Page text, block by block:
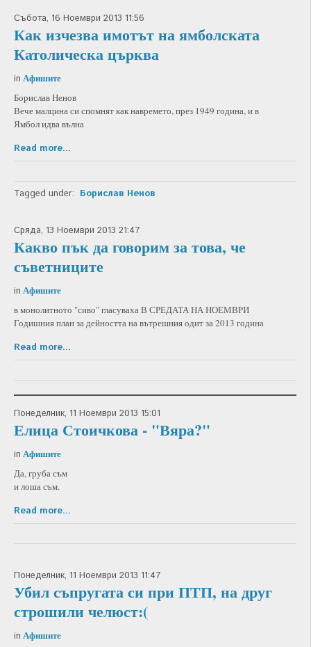
Събота, 16 Ноември 2013 11:56
Как изчезва имотът на ямболската
Католическа църква
in Афишите
Борислав Ненов
Вече малцина си спомнят как навремето, през 1949 година, и в
Ямбол идва вълна
Read more...
Tagged under: Борислав Ненов
Сряда, 13 Ноември 2013 21:47
Какво пък да говорим за това, че
съветниците
in Афишите
в монолитното "сиво" гласуваха В СРЕДАТА НА НОЕМВРИ
Годишния план за дейността на вътрешния одит за 2013 година
Read more...
Понеделник, 11 Ноември 2013 15:01
Елица Стоичкова - "Вяра?"
in Афишите
Да, груба съм
и лоша съм.
Read more...
Понеделник, 11 Ноември 2013 11:47
Убил съпругата си при ПТП, на друг
строшили челюст:(
in Афишите